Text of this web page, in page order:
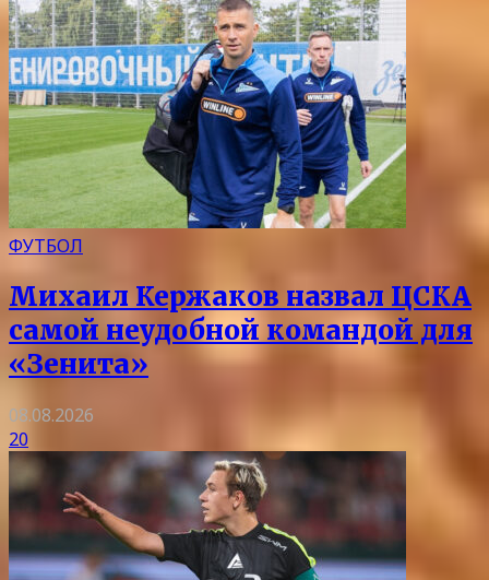
ФУТБОЛ
Михаил Кержаков назвал ЦСКА
самой неудобной командой для
«Зенита»
08.08.2026
20